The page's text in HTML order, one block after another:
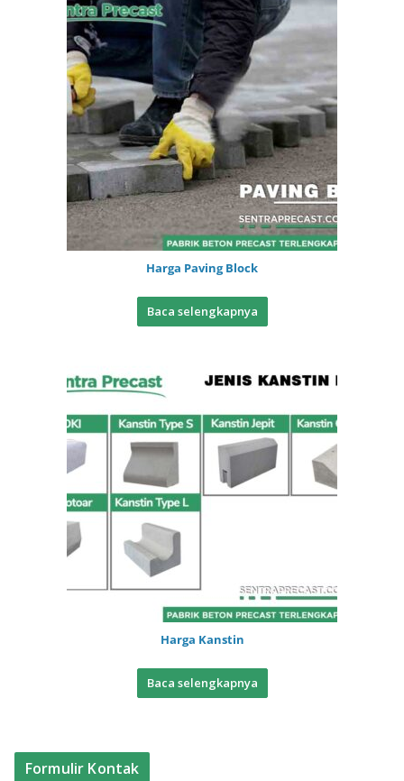
Harga Paving Block
Baca selengkapnya
Harga Kanstin
Baca selengkapnya
Formulir Kontak